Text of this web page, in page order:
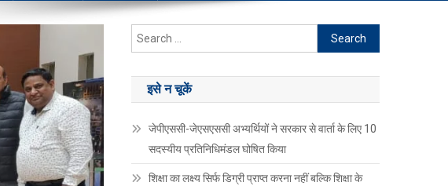
Search
for:
इसे न चूकें
जेपीएससी-जेएसएससी अभ्यर्थियों ने सरकार से वार्ता के लिए 10
सदस्यीय प्रतिनिधिमंडल घोषित किया
शिक्षा का लक्ष्य सिर्फ डिग्री प्राप्त करना नहीं बल्कि शिक्षा के